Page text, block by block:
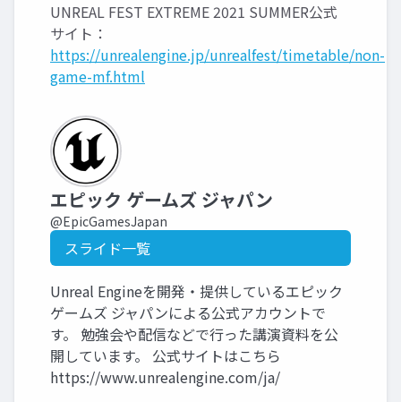
UNREAL FEST EXTREME 2021 SUMMER公式
サイト：
https://unrealengine.jp/unrealfest/timetable/non-
game-mf.html
エピック ゲームズ ジャパン
@EpicGamesJapan
スライド一覧
Unreal Engineを開発・提供しているエピック
ゲームズ ジャパンによる公式アカウントで
す。 勉強会や配信などで行った講演資料を公
開しています。 公式サイトはこちら
https://www.unrealengine.com/ja/